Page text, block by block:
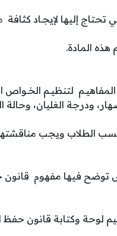
تحتاج إليها لإيجـاد كثافة
هذه المادة.
لتنظيـم الخـواص
ودرجة الغليان، وحالة
الطلاب ويجب
فيها مفهوم قانون حفظ
لوحة وكتابة قانون حفظ